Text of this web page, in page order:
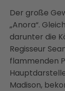
Der große
„Anora“.
darunter die
Regisseur
flammenden
Madison,